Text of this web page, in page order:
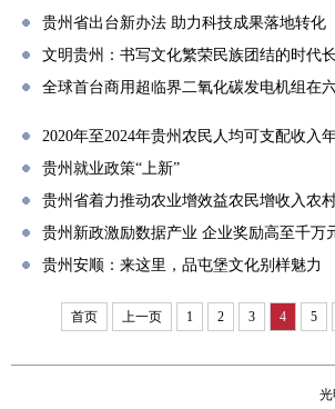
贵州省出台新办法 助力科技成果落地转化
文明贵州：书写文化繁荣民族团结的时代
全球首台商用超临界二氧化碳发电机组在
2020年至2024年贵州农民人均可支配收入
贵州就业政策“上新”
贵州省着力推动农业增效益农民增收入农
贵州新政激励数据产业 企业奖励高至千万
贵州安顺：来这里，品屯堡文化别样魅力
首页 上一页 1 2 3 4 5